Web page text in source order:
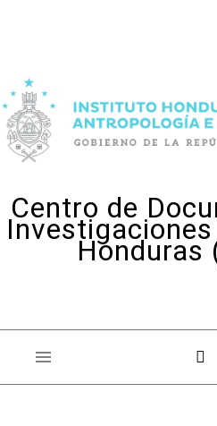
Centro de
Honduras